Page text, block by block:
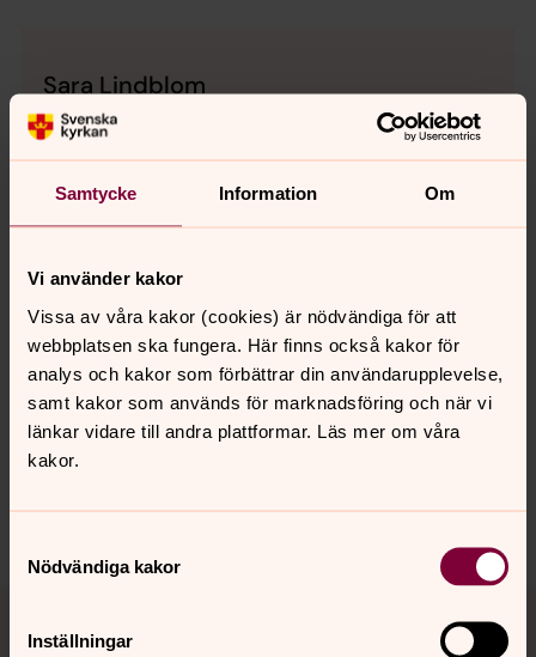
Samtycke Information Om
Vi använder kakor
Vissa av våra kakor (cookies) är nödvändiga för att
webbplatsen ska fungera. Här finns också kakor för
analys och kakor som förbättrar din användarupplevelse,
samt kakor som används för marknadsföring och när vi
länkar vidare till andra plattformar. Läs mer om våra
kakor.
Nödvändiga kakor
Inställningar
Sara Lindblom
Kantor, Tuve-Säve församling, Backa pastorat
Direkt:031-17 98 48
E-post:sara.lindblom@svenskakyrkan.se
Senast ändrad 17 juli 2026
Synpunkter eller frågor på sidans
innehåll?
backa.pastorat@svenskakyrkan.se